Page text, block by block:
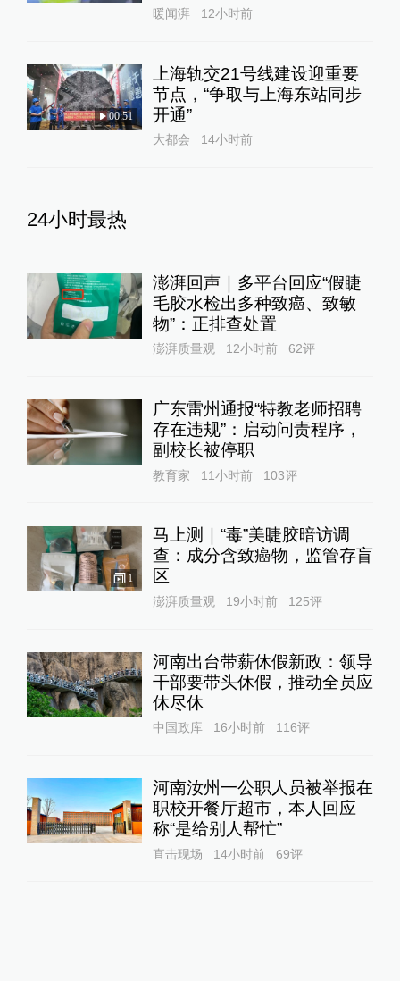
暖闻湃 12小时前
00:51
上海轨交21号线建设迎重要
节点，“争取与上海东站同步
开通”
大都会 14小时前
24小时最热
澎湃回声｜多平台回应“假睫
毛胶水检出多种致癌、致敏
物”：正排查处置
澎湃质量观 12小时前 62评
广东雷州通报“特教老师招聘
存在违规”：启动问责程序，
副校长被停职
教育家 11小时前 103评
1
马上测｜“毒”美睫胶暗访调
查：成分含致癌物，监管存盲
区
澎湃质量观 19小时前 125评
河南出台带薪休假新政：领导
干部要带头休假，推动全员应
休尽休
中国政库 16小时前 116评
河南汝州一公职人员被举报在
职校开餐厅超市，本人回应
称“是给别人帮忙”
直击现场 14小时前 69评